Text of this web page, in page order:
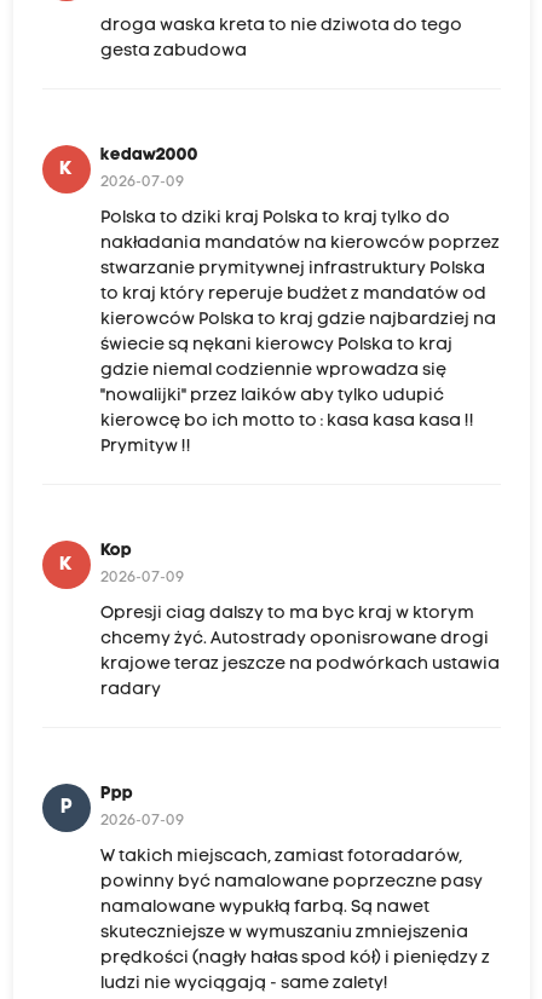
droga waska kreta to nie dziwota do tego
gesta zabudowa
K
kedaw2000
2026-07-09
Polska to dziki kraj Polska to kraj tylko do
nakładania mandatów na kierowców poprzez
stwarzanie prymitywnej infrastruktury Polska
to kraj który reperuje budżet z mandatów od
kierowców Polska to kraj gdzie najbardziej na
świecie są nękani kierowcy Polska to kraj
gdzie niemal codziennie wprowadza się
"nowalijki" przez laików aby tylko udupić
kierowcę bo ich motto to : kasa kasa kasa !!
Prymityw !!
K
Kop
2026-07-09
Opresji ciag dalszy to ma byc kraj w ktorym
chcemy żyć. Autostrady oponisrowane drogi
krajowe teraz jeszcze na podwórkach ustawia
radary
P
Ppp
2026-07-09
W takich miejscach, zamiast fotoradarów,
powinny być namalowane poprzeczne pasy
namalowane wypukłą farbą. Są nawet
skuteczniejsze w wymuszaniu zmniejszenia
prędkości (nagły hałas spod kół) i pieniędzy z
ludzi nie wyciągają - same zalety!